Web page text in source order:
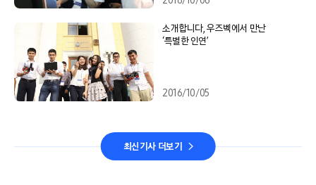
소개합니다, 우즈벡에서 만난
‘특별한 인연’
2016/10/05
최신기사 더보기